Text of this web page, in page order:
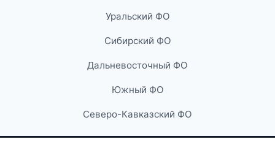
Уральский ФО
Сибирский ФО
Дальневосточный ФО
Южный ФО
Северо-Кавказский ФО